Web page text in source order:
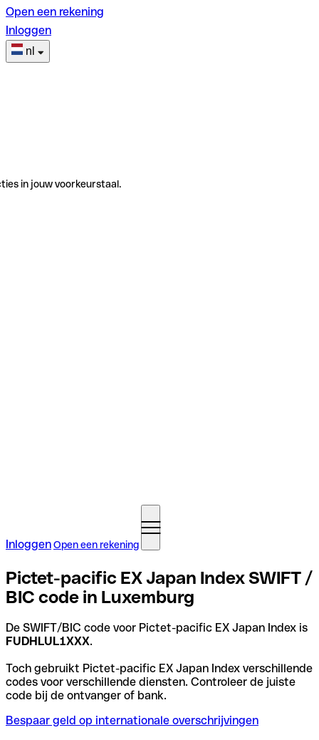
Open een rekening
Inloggen
nl
in jouw voorkeurstaal.
InloggenOpen een rekening
Pictet-pacific EX Japan Index SWIFT /
BIC code in Luxemburg
De SWIFT/BIC code voor Pictet-pacific EX Japan Index is
FUDHLUL1XXX.
Toch gebruikt Pictet-pacific EX Japan Index verschillende
codes voor verschillende diensten. Controleer de juiste
code bij de ontvanger of bank.
Bespaar geld op internationale overschrijvingen